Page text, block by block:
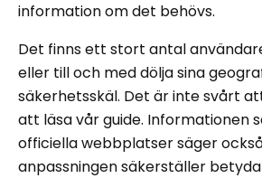
information om det behövs.
Det finns ett stort antal
eller till och med dölja sina
säkerhetsskäl. Det är inte svårt
att läsa vår guide. Informationen
officiella webbplatser säger
anpassningen säkerställer